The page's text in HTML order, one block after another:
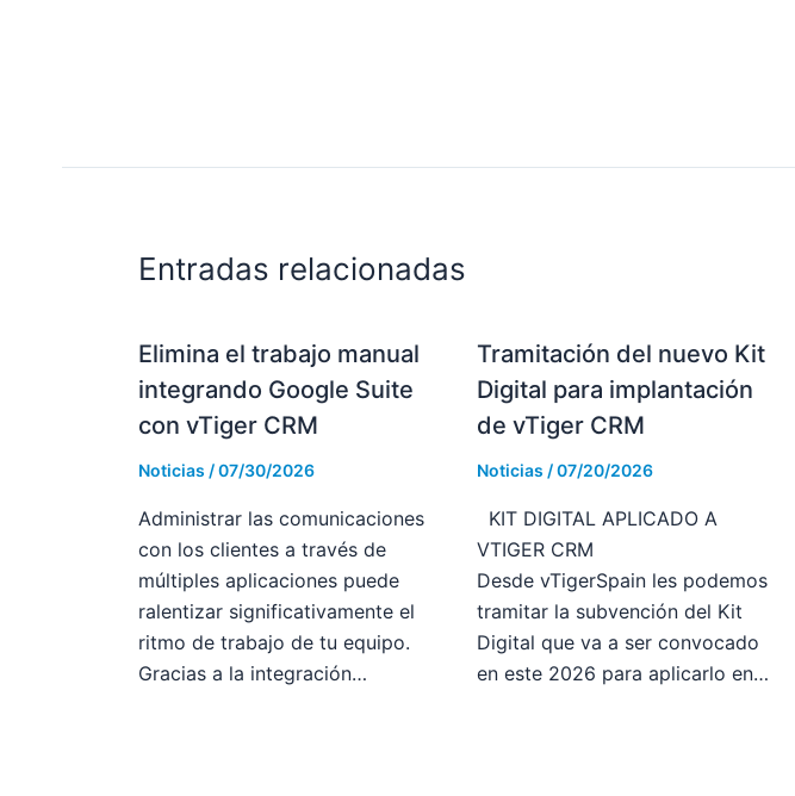
Entradas relacionadas
Elimina el trabajo manual
integrando Google Suite
con vTiger CRM
Noticias /07/30/2026
Administrar las comunicaciones
con los clientes a través de
múltiples aplicaciones puede
ralentizar significativamente el
ritmo de trabajo de tu equipo.
Gracias a la integración…
Tramitación del nuevo Kit
Digital para implantación
de vTiger CRM
Noticias /07/20/2026
KIT DIGITAL APLICADO A
VTIGER CRM
Desde vTigerSpain les podemos
tramitar la subvención del Kit
Digital que va a ser convocado
en este 2026 para aplicarlo en…